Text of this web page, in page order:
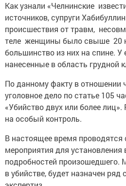
Как узнали «Челнинские
источников, супруги
происшествия от травм,
теле женщины было свыше 20
большинство из них на спине. У
нанесенные в область грудной
По данному факту в отношении
уголовное дело по статье 105
«Убийство двух или более
на особый контроль.
В настоящее время проводятся
мероприятия для установления
подробностей произошедшего.
в убийстве, будет назначен